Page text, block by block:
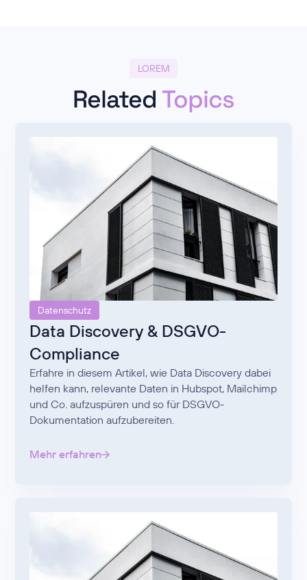
LOREM
Related Topics
Datenschutz
Data Discovery & DSGVO-
Compliance
Erfahre in diesem Artikel, wie Data Discovery dabei
helfen kann, relevante Daten in Hubspot, Mailchimp
und Co. aufzuspüren und so für DSGVO-
Dokumentation aufzubereiten.
Mehr erfahren